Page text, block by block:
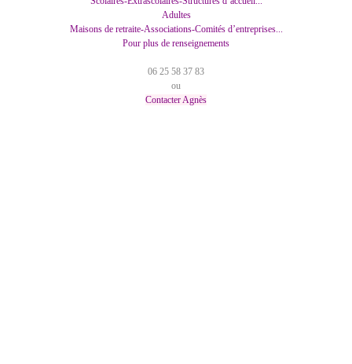
Adultes
Maisons de retraite-Associations-Comités d’entreprises...
Pour plus de renseignements
06 25 58 37 83
ou
Contacter Agnès